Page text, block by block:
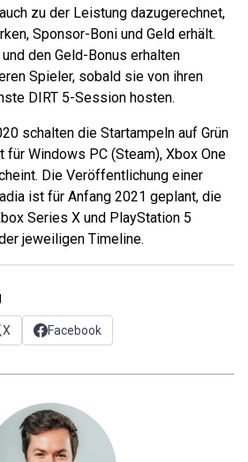
zu der Leistung dazugerechnet,
Sponsor-Boni und Geld erhält.
den Geld-Bonus erhalten
Spieler, sobald sie von ihren
DIRT 5-Session hosten.
schalten die Startampeln auf Grün
für Windows PC (Steam), Xbox One
Die Veröffentlichung einer
ist für Anfang 2021 geplant, die
Series X und PlayStation 5
jeweiligen Timeline.
X Facebook